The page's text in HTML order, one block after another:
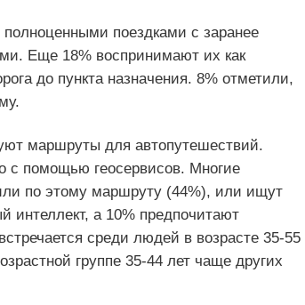
поездками с заранее
Еще 18% воспринимают их как
до пункта назначения. 8% отметили,
маршруты для автопутешествий.
с помощью геосервисов. Многие
по этому маршруту (44%), или ищут
интеллект, а 10% предпочитают
среди людей в возрасте 35-55
группе 35-44 лет чаще других